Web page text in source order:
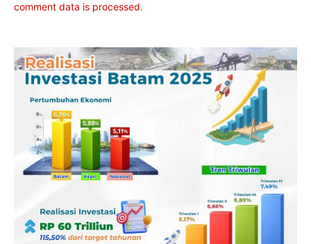
comment data is processed.